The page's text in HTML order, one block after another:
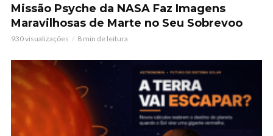
Missão Psyche da NASA Faz Imagens
Maravilhosas de Marte no Seu Sobrevoo
930 visualizações 8 min de leitura